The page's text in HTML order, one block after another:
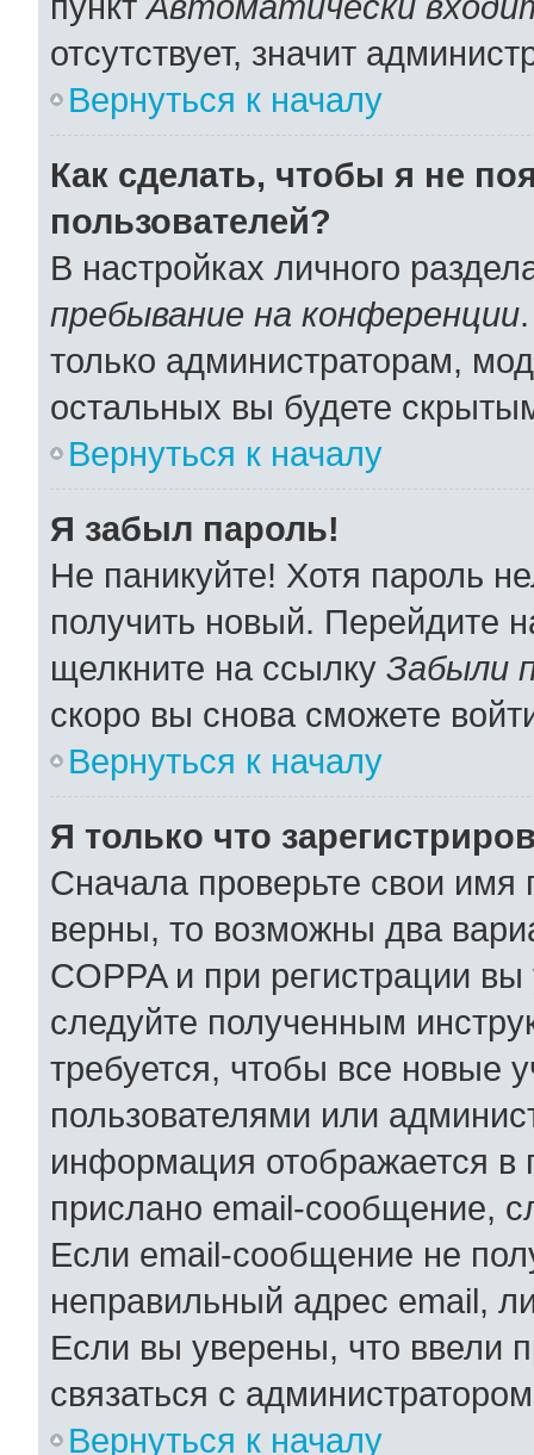
отсутствует, значит
Вернуться к началу
Как сделать, чтобы я не
пользователей?
В настройках личного
пребывание на конференции
только администраторам,
остальных вы будете
Вернуться к началу
Я забыл пароль!
Не паникуйте! Хотя пароль
получить новый. Перейдите
щелкните на ссылку Забыли
скоро вы снова сможете
Вернуться к началу
Я только что
Сначала проверьте свои имя
верны, то возможны два
COPPA и при регистрации
следуйте полученным
требуется, чтобы все новые
пользователями или
информация отображается в
прислано email-сообщение,
Если email-сообщение не
неправильный адрес email,
Если вы уверены, что ввели
связаться с
Вернуться к началу